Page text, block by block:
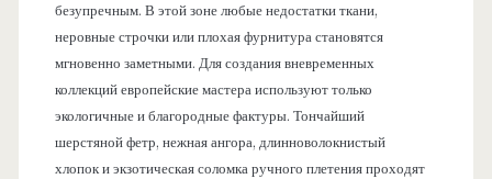
безупречным. В этой зоне любые недостатки ткани,
неровные строчки или плохая фурнитура становятся
мгновенно заметными. Для создания вневременных
коллекций европейские мастера используют только
экологичные и благородные фактуры. Тончайший
шерстяной фетр, нежная ангора, длинноволокнистый
хлопок и экзотическая соломка ручного плетения проходят